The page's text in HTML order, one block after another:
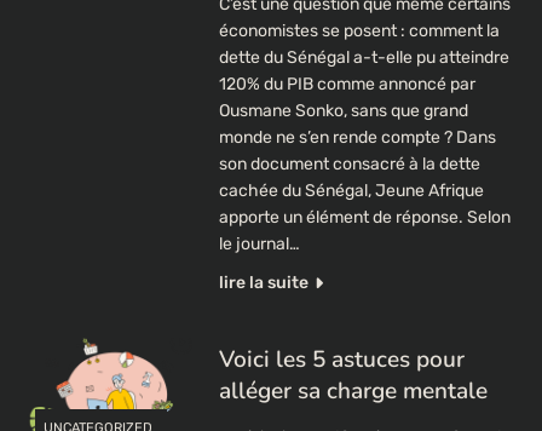
économistes se posent : comment la
dette du Sénégal a-t-elle pu atteindre
120% du PIB comme annoncé par
Ousmane Sonko, sans que grand
monde ne s’en rende compte ? Dans
son document consacré à la dette
cachée du Sénégal, Jeune Afrique
apporte un élément de réponse. Selon
le journal…
lire la suite
Voici les 5 astuces pour
alléger sa charge mentale